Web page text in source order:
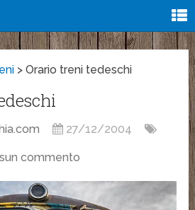
>Orario treni tedeschi
27/12/2004
commento